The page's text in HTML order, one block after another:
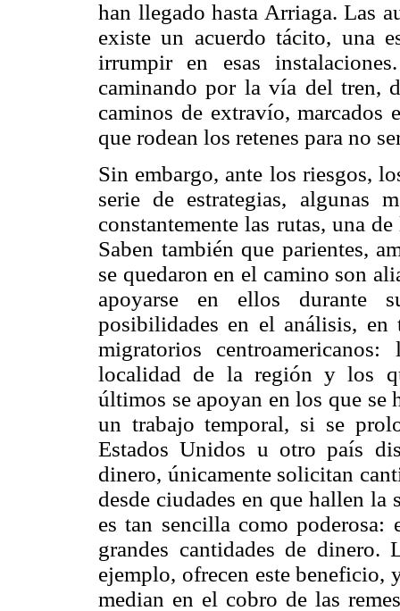
han llegado hasta Arriaga. Las
existe un acuerdo tácito, una
irrumpir en esas
caminando por la vía del tren,
caminos de extravío, marcados
que rodean los retenes para no
Sin embargo, ante los riesgos,
serie de estrategias, algunas
constantemente las rutas, una
Saben también que parientes,
se quedaron en el camino son
apoyarse en ellos durante
posibilidades en el análisis,
migratorios
localidad de la región y los
últimos se apoyan en los que se
un trabajo temporal, si se
Estados Unidos u otro país
dinero, únicamente solicitan
desde ciudades en que hallen
es tan sencilla como poderosa:
grandes cantidades de dinero.
ejemplo, ofrecen este beneficio,
median en el cobro de las